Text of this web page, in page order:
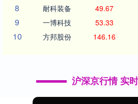
8 耐科装备 49.67
9 一博科技 53.33
10 方邦股份 146.16
沪深京行情 实